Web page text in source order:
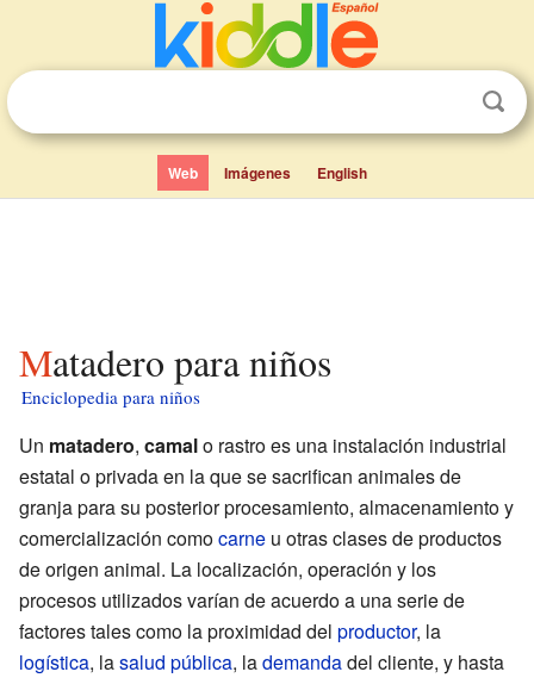
Web Imágenes English
Matadero para niños
Enciclopedia para niños
Un matadero, camalo rastro es una instalación industrial
estatal o privada en la que se sacrifican animales de
granja para su posterior procesamiento, almacenamiento y
comercialización comocarne u otras clases de productos
de origen animal. La localización, operación y los
procesos utilizados varían de acuerdo a una serie de
factores tales como la proximidad del productor, la
logística, lasalud pública, lademandadel cliente, y hasta